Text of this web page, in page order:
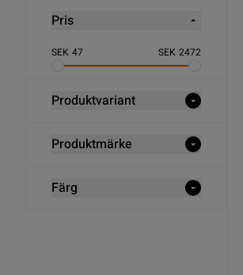
Pris
SEK 47 SEK 2472
Produktvariant
Produktmärke
Färg